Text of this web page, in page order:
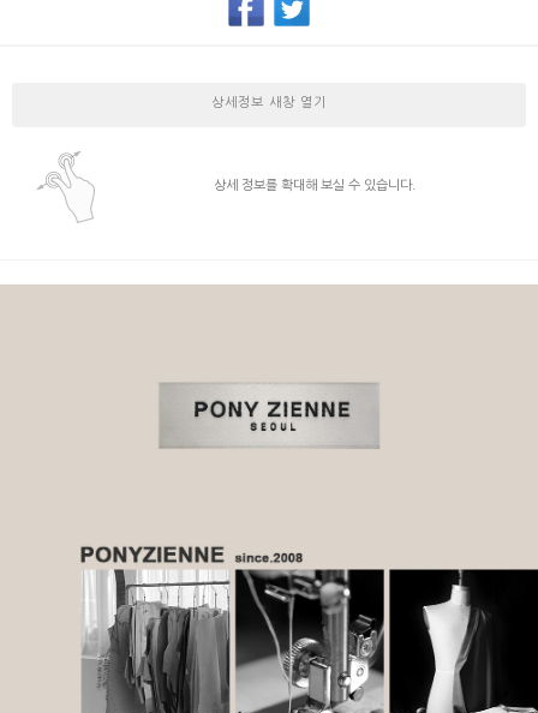
상세정보 새창 열기
상세 정보를 확대해 보실 수 있습니다.